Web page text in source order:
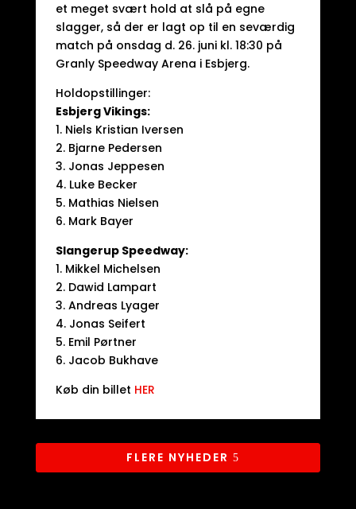
et meget svært hold at slå på egne
slagger, så der er lagt op til en seværdig
match på onsdag d. 26. juni kl. 18:30 på
Granly Speedway Arena i Esbjerg.
Holdopstillinger:
Esbjerg Vikings:
1. Niels Kristian Iversen
2. Bjarne Pedersen
3. Jonas Jeppesen
4. Luke Becker
5. Mathias Nielsen
6. Mark Bayer
Slangerup Speedway:
1. Mikkel Michelsen
2. Dawid Lampart
3. Andreas Lyager
4. Jonas Seifert
5. Emil Pørtner
6. Jacob Bukhave
Køb din billet HER
FLERE NYHEDER